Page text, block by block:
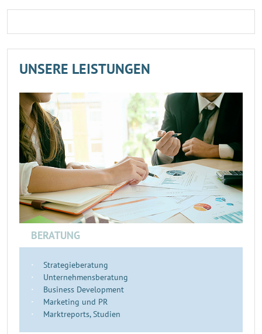
UNSERE LEISTUNGEN
BERATUNG
Strategieberatung
Unternehmensberatung
Business Development
Marketing und PR
Marktreports, Studien